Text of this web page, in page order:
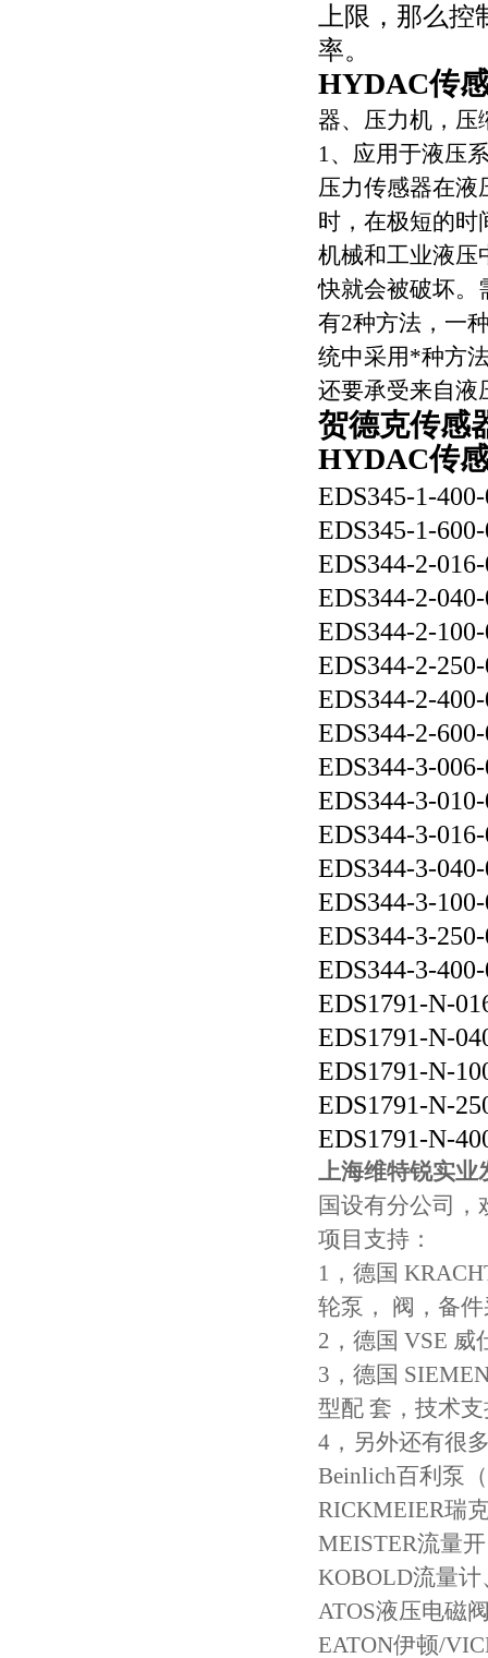
上限，那么
率。
HYDAC传
器、压力机，压
1、应用于液压
压力传感器在液
时，在极短的时
机械和工业液压
快就会被破坏。
有2种方法，一
统中采用*种方
还要承受来自液
贺德克传感
HYDAC传
EDS345-1-
EDS345-1-
EDS344-2-
EDS344-2-
EDS344-2-
EDS344-2-
EDS344-2-
EDS344-2-
EDS344-3-
EDS344-3-
EDS344-3-
EDS344-3-
EDS344-3-
EDS344-3-
EDS344-3-
EDS1791-N-
EDS1791-N-
EDS1791-N-
EDS1791-N-
EDS1791-N-
上海维特锐实业
国设有分公司
项目支持：
1，德国
轮泵， 阀，备
2，德国 VSE
3，德国
型配 套，技术
4，另外还有很
Beinlich百利泵
RICKMEIER瑞
MEISTER流量开
KOBOLD流量
ATOS液压电磁
EATON伊顿/